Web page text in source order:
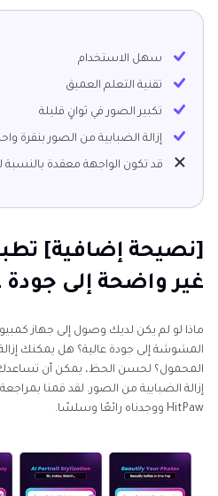
سهل الاستخدام
تقنية التعلم العميق
تكبير الصور في ثوانٍ قليلة
إزالة الضبابية من الصور بنقرة
قد تكون الواجهة معقدة
[نصيحة إضافية]
غير واضحة إلى جودة
ماذا لو لم يكن لديك وصول إلى جهاز
المشوشة إلى جودة عالية؟ هل يمكنك
المحمول؟ لحسن الحظ، يمكن أن تساعدك
إزالة الضبابية من الصور. لقد قمنا
HitPaw ووجدناه رائعًا وسلسًا.